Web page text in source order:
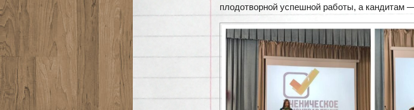
плодотворной успешной работы, а кандитам